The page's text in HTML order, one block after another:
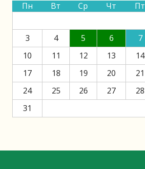
Пн Вт Ср Чт Пт
3
4 5 6 7
10
11 12 13 14
17
18 19 20 21
24
25 26 27 28
31